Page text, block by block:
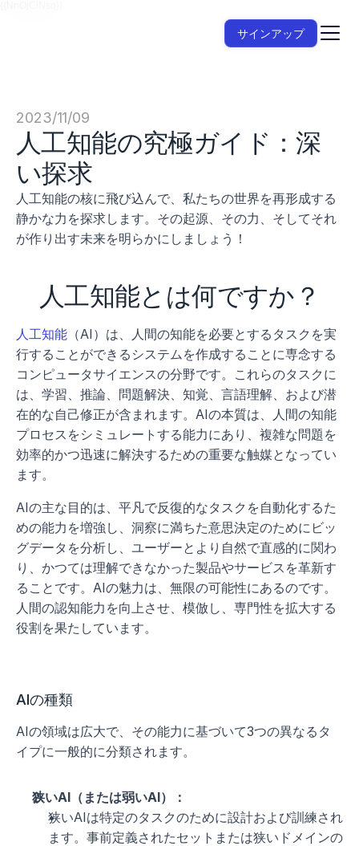
2023/11/09
人工知能の究極ガイド：深
い探求
人工知能の核に飛び込んで、私たちの世界を再形成する
静かな力を探求します。その起源、その力、そしてそれ
が作り出す未来を明らかにしましょう！
人工知能とは何ですか？
人工知能 （AI）は、人間の知能を必要とするタスクを実
行することができるシステムを作成することに専念する
コンピュータサイエンスの分野です。これらのタスクに
は、学習、推論、問題解決、知覚、言語理解、および潜
在的な自己修正が含まれます。AIの本質は、人間の知能
プロセスをシミュレートする能力にあり、複雑な問題を
効率的かつ迅速に解決するための重要な触媒となってい
ます。
AIの主な目的は、平凡で反復的なタスクを自動化するた
めの能力を増強し、洞察に満ちた意思決定のためにビッ
グデータを分析し、ユーザーとより自然で直感的に関わ
り、かつては理解できなかった製品やサービスを革新す
ることです。AIの魅力は、無限の可能性にあるのです。
人間の認知能力を向上させ、模倣し、専門性を拡大する
役割を果たしています。
AIの種類
AIの領域は広大で、その能力に基づいて3つの異なるタ
イプに一般的に分類されます。
狭いAI（または弱いAI）：
狭いAIは特定のタスクのために設計および訓練され
ます。事前定義されたセットまたは狭いドメインの
サインアップ